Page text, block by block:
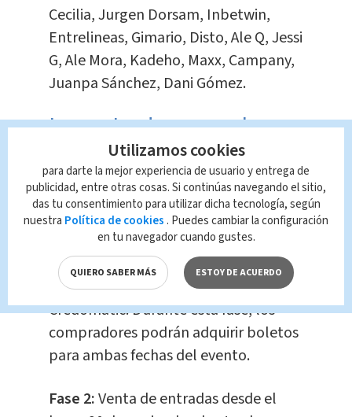
Cecilia, Jurgen Dorsam, Inbetwin,
Entrelineas, Gimario, Disto, Ale Q, Jessi
G, Ale Mora, Kadeho, Maxx, Campany,
Juanpa Sánchez, Dani Gómez.
Las entradas para el
Picnic 2024 estarán
disponibles en tres fases:
Fase 1:Venta de entradas desde el
miércoles 15 de noviembre hasta el
domingo 19 de noviembre,
exclusivamente con tarjetas BAC
Credomatic. Durante esta fase, los
compradores podrán adquirir boletos
para ambas fechas del evento.
Fase 2:Venta de entradas desde el
Utilizamos cookies
para darte la mejor experiencia de usuario y entrega de
publicidad, entre otras cosas. Si continúas navegando el sitio,
das tu consentimiento para utilizar dicha tecnología, según
nuestra Política de cookies . Puedes cambiar la configuración
en tu navegador cuando gustes.
QUIERO SABER MÁS ESTOY DE ACUERDO